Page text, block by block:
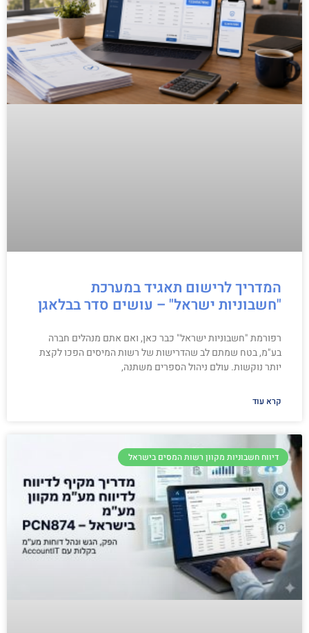
המדריך לרישום תאגיד במערכת
"חשבוניות ישראל" – עושים סדר בבלאגן
רפורמת "חשבוניות ישראל" כבר כאן, ואם אתם מנהלים חברה
בע"מ, בטח שמתם לב שהדרישות של רשות המיסים הפכו לקצת
יותר נוקשות. עולם ניהול הספרים משתנה,
קרא עוד
דיווח חשבוניות מקוון רשות המסים בישראל